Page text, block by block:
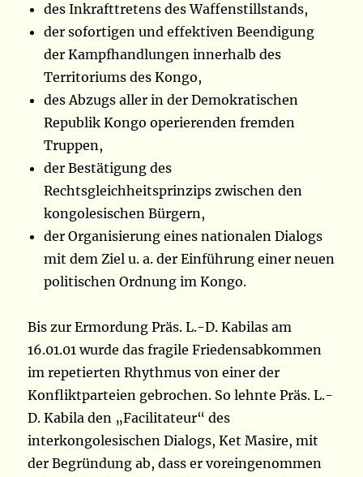
des Inkrafttretens des Waffenstillstands,
der sofortigen und effektiven Beendigung
der Kampfhandlungen innerhalb des
Territoriums des Kongo,
des Abzugs aller in der Demokratischen
Republik Kongo operierenden fremden
Truppen,
der Bestätigung des
Rechtsgleichheitsprinzips zwischen den
kongolesischen Bürgern,
der Organisierung eines nationalen Dialogs
mit dem Ziel u. a. der Einführung einer neuen
politischen Ordnung im Kongo.
Bis zur Ermordung Präs. L.-D. Kabilas am
16.01.01 wurde das fragile Friedensabkommen
im repetierten Rhythmus von einer der
Konfliktparteien gebrochen. So lehnte Präs. L.-
D. Kabila den „Facilitateur“ des
interkongolesischen Dialogs, Ket Masire, mit
der Begründung ab, dass er voreingenommen